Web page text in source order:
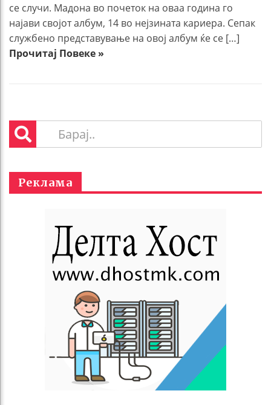
се случи. Мадона во почеток на оваа година го
најави својот албум, 14 во нејзината кариера. Сепак
службено представување на овој албум ќе се […]
Прочитај Повеке »
Реклама